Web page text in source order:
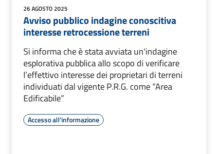
26 AGOSTO 2025
Avviso pubblico indagine conoscitiva
interesse retrocessione terreni
Si informa che è stata avviata un'indagine
esplorativa pubblica allo scopo di verificare
l’effettivo interesse dei proprietari di terreni
individuati dal vigente P.R.G. come “Area
Edificabile”
Accesso all'informazione